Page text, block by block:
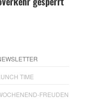
gesperrt
TIME
FREUDEN